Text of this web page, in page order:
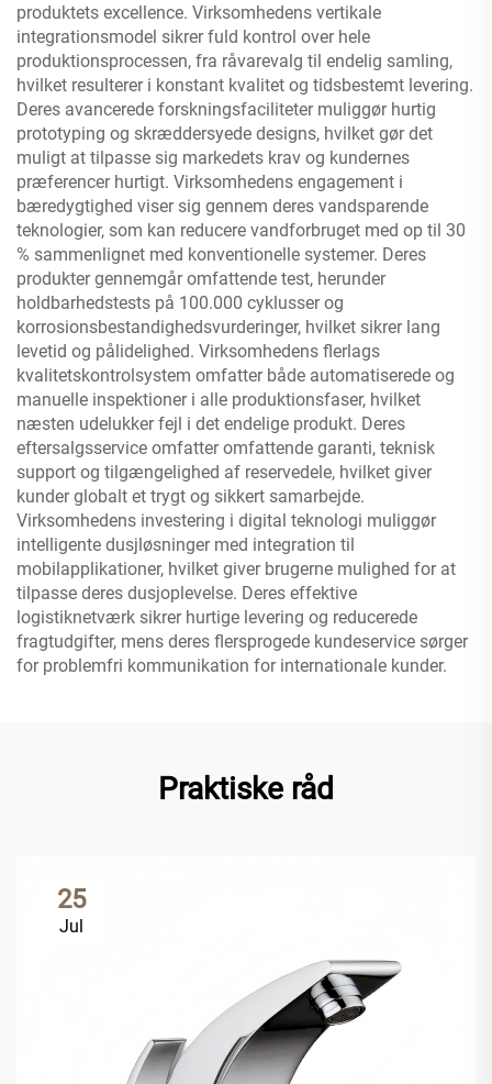
produktets excellence. Virksomhedens vertikale
integrationsmodel sikrer fuld kontrol over hele
produktionsprocessen, fra råvarevalg til endelig samling,
hvilket resulterer i konstant kvalitet og tidsbestemt levering.
Deres avancerede forskningsfaciliteter muliggør hurtig
prototyping og skræddersyede designs, hvilket gør det
muligt at tilpasse sig markedets krav og kundernes
præferencer hurtigt. Virksomhedens engagement i
bæredygtighed viser sig gennem deres vandsparende
teknologier, som kan reducere vandforbruget med op til 30
% sammenlignet med konventionelle systemer. Deres
produkter gennemgår omfattende test, herunder
holdbarhedstests på 100.000 cyklusser og
korrosionsbestandighedsvurderinger, hvilket sikrer lang
levetid og pålidelighed. Virksomhedens flerlags
kvalitetskontrolsystem omfatter både automatiserede og
manuelle inspektioner i alle produktionsfaser, hvilket
næsten udelukker fejl i det endelige produkt. Deres
eftersalgsservice omfatter omfattende garanti, teknisk
support og tilgængelighed af reservedele, hvilket giver
kunder globalt et trygt og sikkert samarbejde.
Virksomhedens investering i digital teknologi muliggør
intelligente dusjløsninger med integration til
mobilapplikationer, hvilket giver brugerne mulighed for at
tilpasse deres dusjoplevelse. Deres effektive
logistiknetværk sikrer hurtige levering og reducerede
fragtudgifter, mens deres flersprogede kundeservice sørger
for problemfri kommunikation for internationale kunder.
Praktiske råd
25
Jul